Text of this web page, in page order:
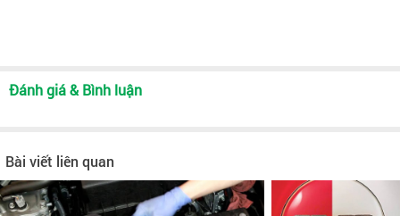
Đánh giá & Bình luận
Bài viết liên quan